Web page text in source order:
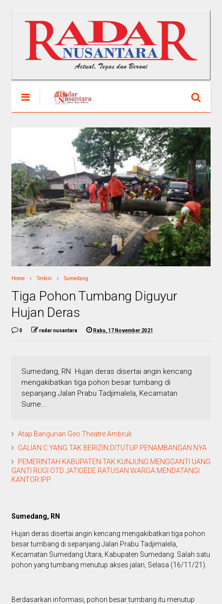
Home Terkini Sumedang
Tiga Pohon Tumbang Diguyur
Hujan Deras
0 radar nusantara Rabu, 17 November 2021
Sumedang, RN Hujan deras disertai angin kencang
mengakibatkan tiga pohon besar tumbang di
sepanjang Jalan Prabu Tadjimalela, Kecamatan
Sume...
Atap Bangunan Geo Theatre Ambruk
GALIAN C YANG TAK BERIZIN DITUTUP PENAMBANGAN NYA
PEMERINTAH KABUPATEN TAK KUNJUNG MENGGANTI UANG
GANTI RUGI OTD JATIGEDE RATUSAN WARGA MENDATANGI
KANTOR IPP.
Sumedang, RN
Hujan deras disertai angin kencang mengakibatkan tiga pohon
besar tumbang di sepanjang Jalan Prabu Tadjimalela,
Kecamatan Sumedang Utara, Kabupaten Sumedang. Salah satu
pohon yang tumbang menutup akses jalan, Selasa (16/11/21).
Berdasarkan informasi, pohon besar tumbang itu menutup